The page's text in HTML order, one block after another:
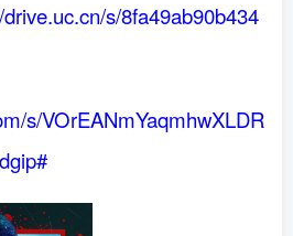
s/8fa49ab90b434
s/VOrEANmYaqmhwXLDR